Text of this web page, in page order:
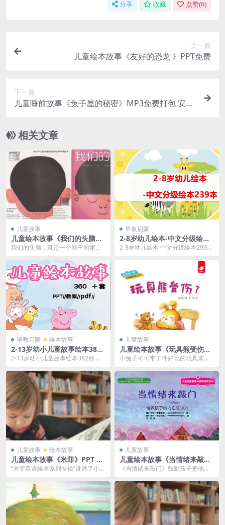
分享 收藏 点赞(0)
上一篇
儿童绘本故事《友好的恐龙 》PPT免费
下一篇
儿童睡前故事《兔子屋的秘密》MP3免费打包 安房
相关文章
儿童故事
儿童绘本故事《我们的头脑》
PPT免费
我们的头脑，真是一个能干的家伙
论我们在游乐园还是在...
早教启蒙
2-8岁幼儿绘本-中文分级绘本2
39本
2-8岁幼儿绘本 中文分级绘本299本
早教启蒙 绘本故事
2-13岁幼小儿童故事绘本382
部
2-13岁幼小儿童故事绘本382部 本
经按各方面...
儿童故事
儿童绘本故事《玩具熊受伤
了》PPT免费
小兔子可可带了件好玩的玩具来幼
抢走了。害怕的可可不...
儿童故事 绘本故事
儿童绘本故事《米菲》PPT 中
英文双语绘本8册
“米菲双语绘本系列专辑”讲述了小兔
友鲍里斯的有趣故...
儿童故事
儿童绘本故事《当情绪来敲
门》PPT免费
《当情绪来敲门》鼓励孩子把他们
进来，好好认识他们，...